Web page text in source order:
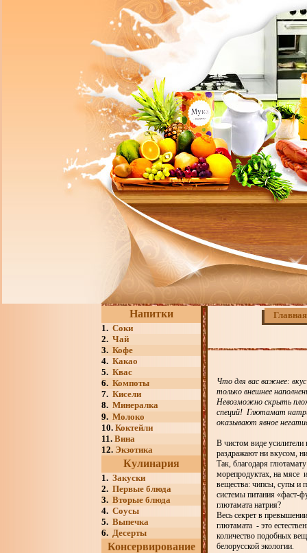
Напитки
1. Соки
2. Чай
3. Кофе
4. Какао
5. Квас
6. Компоты
7. Кисели
8. Минералка
9. Молоко
10. Коктейли
11. Вина
12. Экзотика
Кулинария
1. Закуски
2. Первые блюда
3. Вторые блюда
4. Соусы
5. Выпечка
6. Десерты
Консервирование
Главная
Что для вас важнее:
только внешнее
Невозможно скрыть
специй! Глютамат
оказывают явное
В чистом виде усилители
раздражают ни вкусом,
Так, благодаря
морепродуктах, на мясе
вещества: чипсы, супы и
системы питания «фаст-
глютамата натрия?
Весь секрет в
глютамата - это
количество подобных
белорусской экологии.